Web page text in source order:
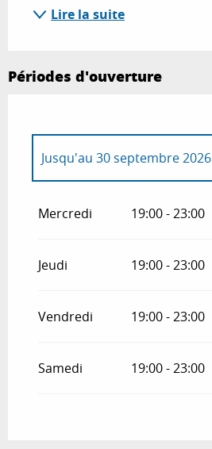
Lire la suite
Périodes d'ouverture
Jusqu'au 30 septembre 2026
Mercredi 19:00 - 23:00
Jeudi 19:00 - 23:00
Vendredi 19:00 - 23:00
Samedi 19:00 - 23:00